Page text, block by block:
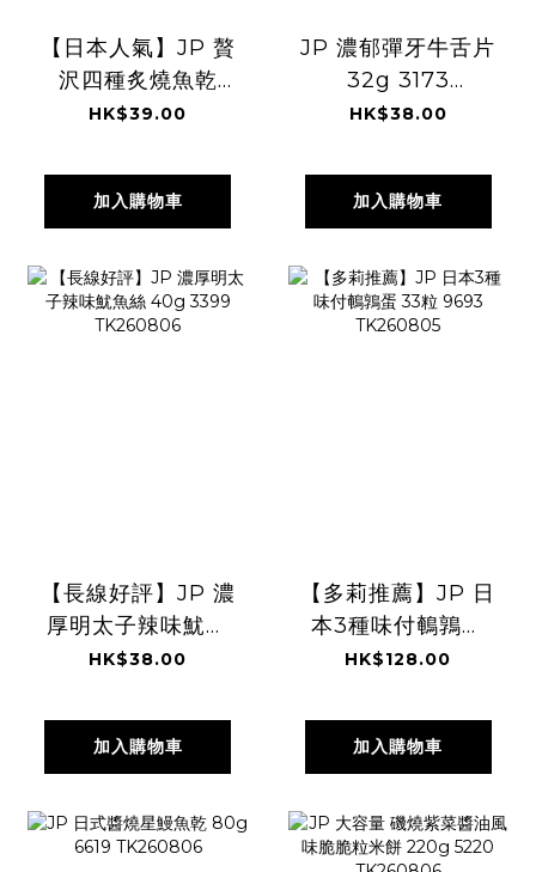
【日本人氣】JP 贅
沢四種炙燒魚乾
72g 6398
HK$39.00
加入購物車
JP 濃郁彈牙牛舌片
32g 3173
TK260806
HK$38.00
加入購物車
【長線好評】JP 濃
厚明太子辣味魷魚
絲 40g 3399
HK$38.00
加入購物車
【多莉推薦】JP 日
本3種味付鵪鶉蛋
33粒 9693
HK$128.00
加入購物車